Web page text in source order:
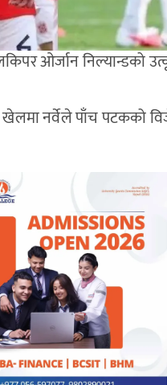
ओर्जान निल्यान्डको
खेलमा नर्वेले पाँच पटकको